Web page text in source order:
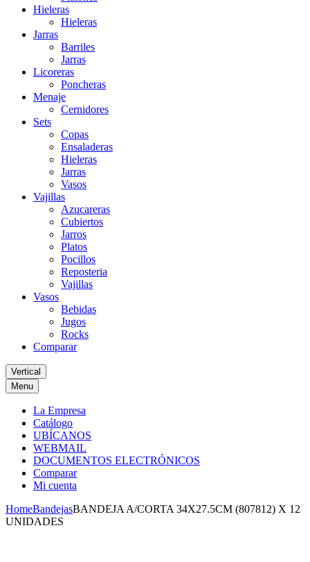
Hieleras
Hieleras
Jarras
Barriles
Jarras
Licoreras
Poncheras
Menaje
Cernidores
Sets
Copas
Ensaladeras
Hieleras
Jarras
Vasos
Vajillas
Azucareras
Cubiertos
Jarros
Platos
Pocillos
Reposteria
Vajillas
Vasos
Bebidas
Jugos
Rocks
Comparar
Vertical
Menu
La Empresa
Catálogo
UBÍCANOS
WEBMAIL
DOCUMENTOS ELECTRÓNICOS
Comparar
Mi cuenta
HomeBandejasBANDEJA A/CORTA 34X27.5CM (807812) X 12
UNIDADES